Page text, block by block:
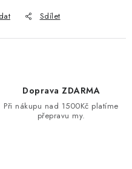
Sdílet
Doprava ZDARMA
Při nákupu nad 1500Kč platíme
přepravu my.